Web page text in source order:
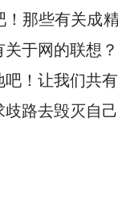
那些有关成
于网的联想？
！让我们共
路去毁灭自